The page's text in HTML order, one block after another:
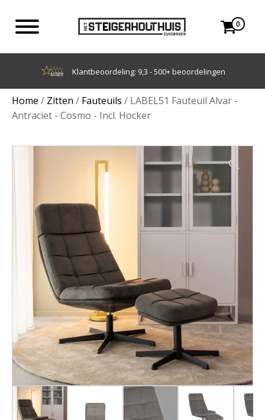
0
Achteraf betalen met Klarna
Home / Zitten / Fauteuils / LABEL51 Fauteuil Alvar -
Antraciet - Cosmo - Incl. Hocker